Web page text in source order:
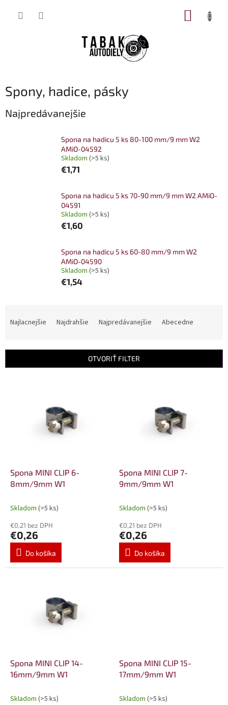
Spony, hadice, pásky
Najpredávanejšie
Spona na hadicu 5 ks 80-100 mm/9 mm W2
AMiO-04592
Skladom (>5 ks)
€1,71
Spona na hadicu 5 ks 70-90 mm/9 mm W2 AMiO-
04591
Skladom (>5 ks)
€1,60
Spona na hadicu 5 ks 60-80 mm/9 mm W2
AMiO-04590
Skladom (>5 ks)
€1,54
i
Najlacnejšie Najdrahšie Najpredávanejšie Abecedne
OTVORIŤ FILTER
Spona MINI CLIP 6-
8mm/9mm W1
Skladom (>5 ks)
€0,21 bez DPH
€0,26
Do košíka
Spona MINI CLIP 7-
9mm/9mm W1
Skladom (>5 ks)
€0,21 bez DPH
€0,26
Do košíka
Spona MINI CLIP 14-
16mm/9mm W1
Skladom (>5 ks)
Spona MINI CLIP 15-
17mm/9mm W1
Skladom (>5 ks)